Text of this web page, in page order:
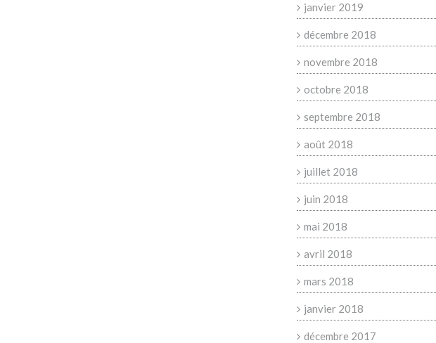
janvier 2019
décembre 2018
novembre 2018
octobre 2018
septembre 2018
août 2018
juillet 2018
juin 2018
mai 2018
avril 2018
mars 2018
janvier 2018
décembre 2017